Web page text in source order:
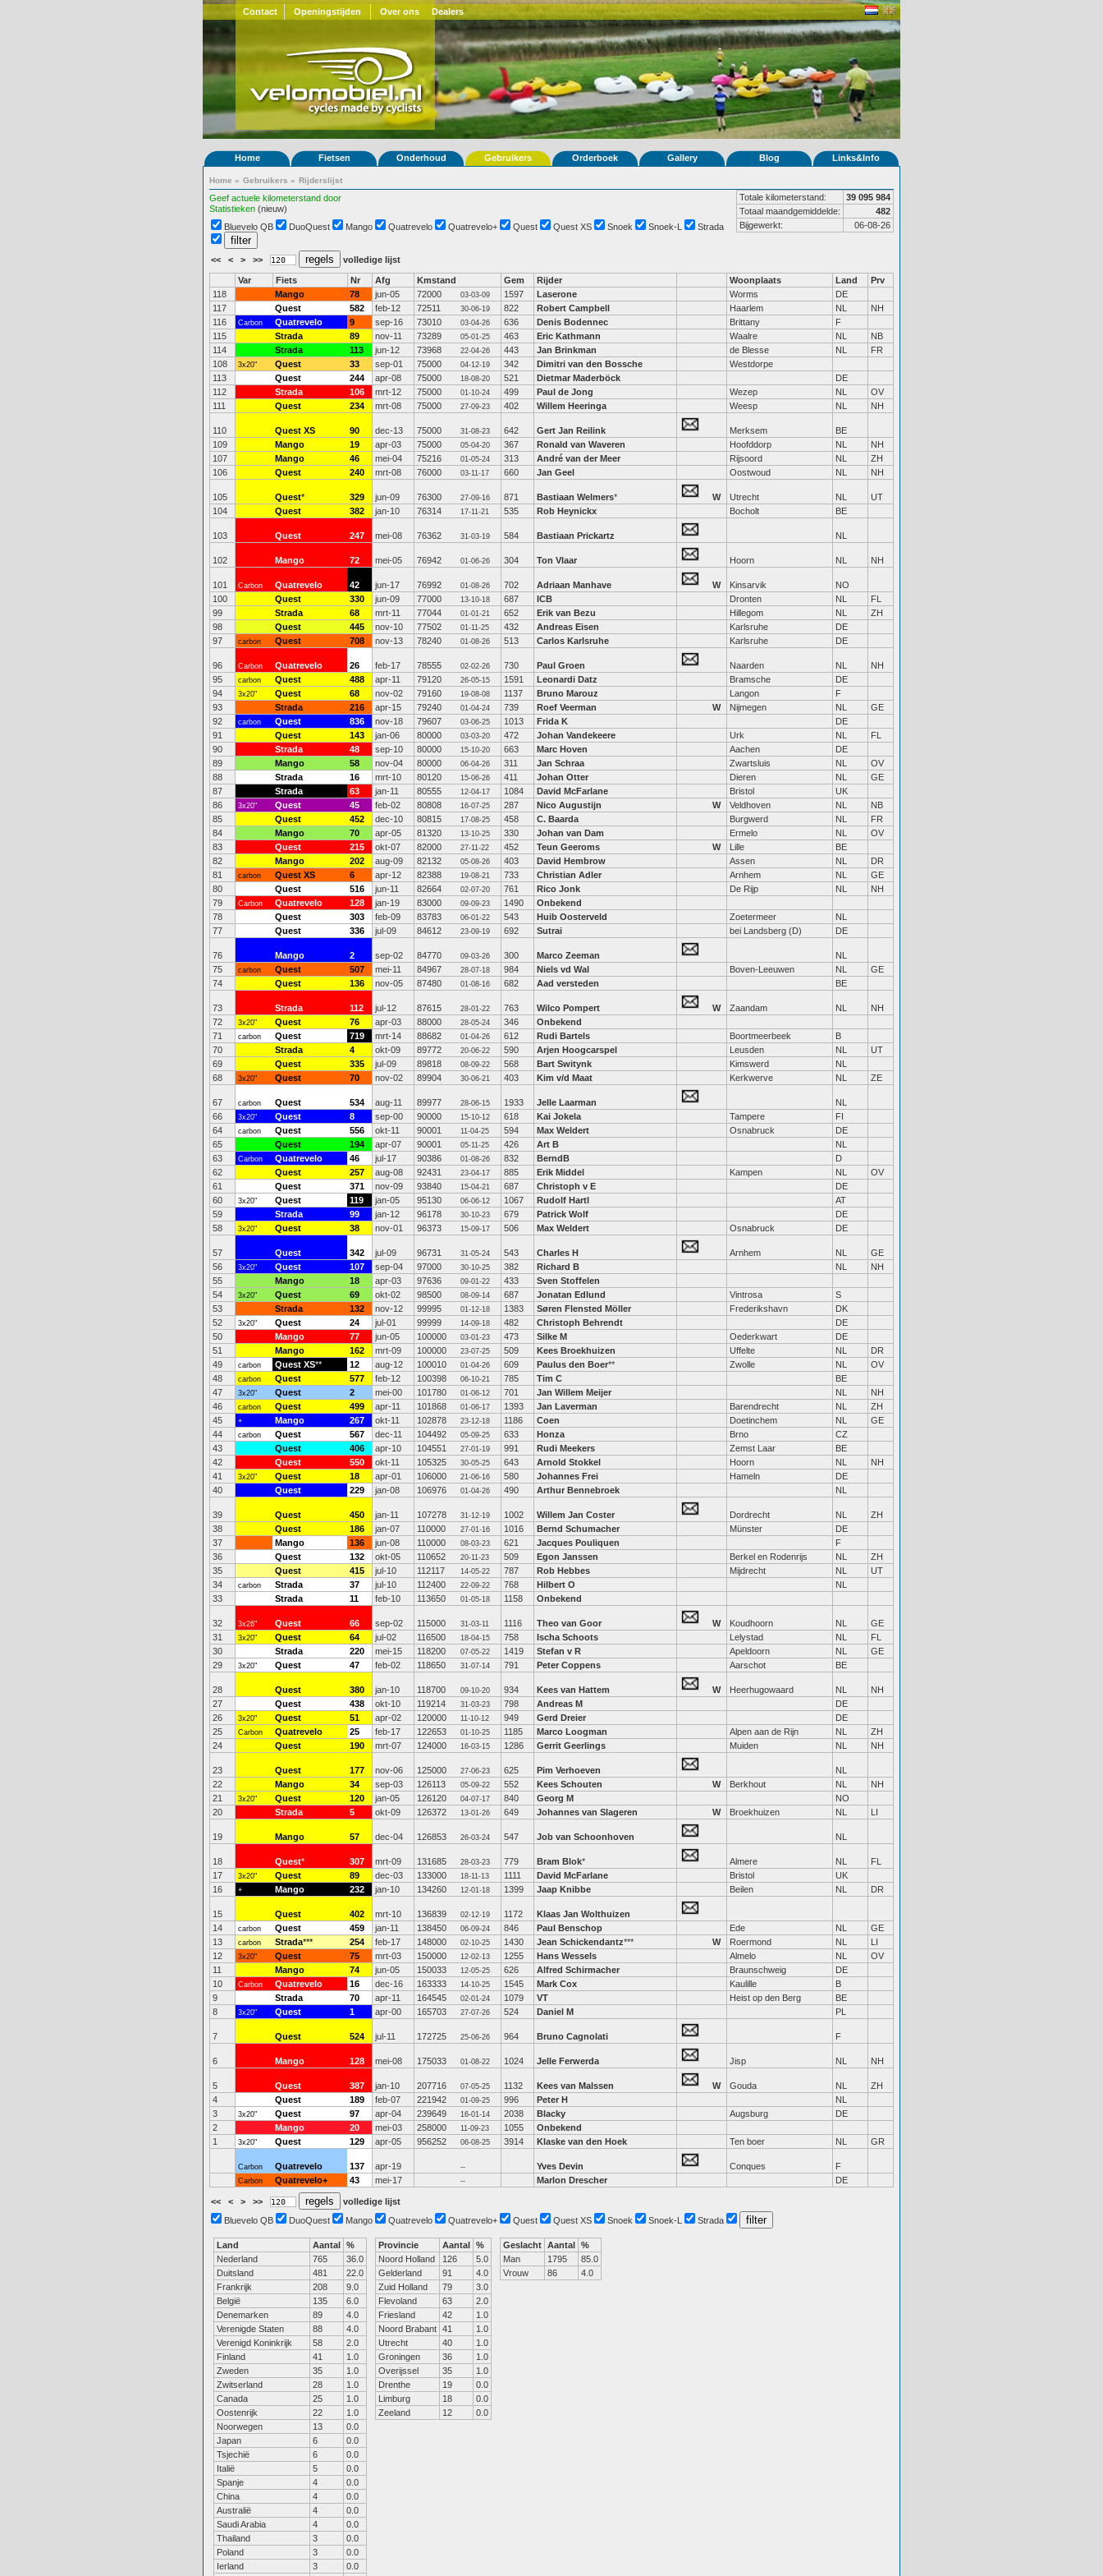
Contact Openingstijden Over ons Dealers
Home Fietsen Onderhoud Gebruikers Orderboek Gallery Blog Links&Info
Home » Gebruikers » Rijderslijst
Geef actuele kilometerstand door
Statistieken (nieuw)
Totale kilometerstand:
39 095 984
Totaal maandgemiddelde:
482
Bijgewerkt:
06-08-26
Bluevelo QB DuoQuest Mango Quatrevelo Quatrevelo+ Quest Quest XS Snoek Snoek-L Strada
<< < > >> volledige lijst
Var Fiets Nr Afg Kmstand Gem Rijder Woonplaats Land
Prv
118
Mango 78 jun-05 72000 03-03-09 1597 Laserone Worms
DE
117
Quest 582 feb-12 72511 30-06-19 822 Robert Campbell Haarlem NL
NH
116
Carbon Quatrevelo 9 sep-16 73010 03-04-26 636 Denis Bodennec Brittany
F
115
Strada 89 nov-11 73289 05-01-25 463 Eric Kathmann Waalre NL
NB
114
Strada 113 jun-12 73968 22-04-26 443 Jan Brinkman de Blesse NL
FR
108
3x20" Quest 33 sep-01 75000 04-12-19 342 Dimitri van den Bossche
Westdorpe
113
Quest 244 apr-08 75000 18-08-20 521 Dietmar Maderböck
DE
112
Strada 106 mrt-12 75000 01-10-24 499 Paul de Jong Wezep NL
OV
111
Quest 234 mrt-08 75000 27-09-23 402 Willem Heeringa Weesp NL NH
110 Quest XS 90 dec-13 75000 31-08-23 642 Gert Jan Reilink Merksem
BE
109
Mango 19 apr-03 75000 05-04-20 367 Ronald van Waveren Hoofddorp NL
NH
107
Mango 46 mei-04 75216 01-05-24 313 André van der Meer Rijsoord NL
ZH
106
Quest 240 mrt-08 76000 03-11-17 660 Jan Geel Oostwoud NL NH
105 Quest* 329 jun-09 76300 27-09-16 871 Bastiaan Welmers* W Utrecht NL
UT
104
Quest 382 jan-10 76314 17-11-21 535 Rob Heynickx Bocholt BE
103 Quest 247 mei-08 76362 31-03-19 584 Bastiaan Prickartz NL
102 Mango 72 mei-05 76942 01-06-26 304 Ton Vlaar Hoorn NL NH
101 Carbon Quatrevelo 42 jun-17 76992 01-08-26 702 Adriaan Manhave W Kinsarvik
NO
100
Quest 330 jun-09 77000 13-10-18 687 ICB Dronten NL
FL
99
Strada 68 mrt-11 77044 01-01-21 652 Erik van Bezu Hillegom NL
ZH
98
Quest 445 nov-10 77502 01-11-25 432 Andreas Eisen Karlsruhe
DE
97
carbon Quest 708 nov-13 78240 01-08-26 513 Carlos Karlsruhe Karlsruhe DE
96 Carbon Quatrevelo 26 feb-17 78555 02-02-26 730 Paul Groen Naarden NL
NH
95
carbon Quest 488 apr-11 79120 26-05-15 1591 Leonardi Datz Bramsche
DE
94
3x20" Quest 68 nov-02 79160 19-08-08 1137 Bruno Marouz Langon
F
93
Strada 216 apr-15 79240 01-04-24 739 Roef Veerman W Nijmegen NL
GE
92
carbon Quest 836 nov-18 79607 03-06-25 1013 Frida K
DE
91
Quest 143 jan-06 80000 03-03-20 472 Johan Vandekeere Urk NL
FL
90
Strada 48 sep-10 80000 15-10-20 663 Marc Hoven Aachen
DE
89
Mango 58 nov-04 80000 06-04-26 311 Jan Schraa Zwartsluis NL
OV
88
Strada 16 mrt-10 80120 15-06-26 411 Johan Otter Dieren NL
GE
87
Strada 63 jan-11 80555 12-04-17 1084 David McFarlane Bristol
UK
86
3x20" Quest 45 feb-02 80808 16-07-25 287 Nico Augustijn W Veldhoven NL
NB
85
Quest 452 dec-10 80815 17-08-25 458 C. Baarda Burgwerd NL
FR
84
Mango 70 apr-05 81320 13-10-25 330 Johan van Dam Ermelo NL
OV
83
Quest 215 okt-07 82000 27-11-22 452 Teun Geeroms W Lille
BE
82
Mango 202 aug-09 82132 05-08-26 403 David Hembrow Assen NL
DR
81
carbon Quest XS 6 apr-12 82388 19-08-21 733 Christian Adler Arnhem NL
GE
80
Quest 516 jun-11 82664 02-07-20 761 Rico Jonk De Rijp NL
NH
79
Carbon Quatrevelo 128 jan-19 83000 09-09-23 1490
Onbekend
78
Quest 303 feb-09 83783 06-01-22 543 Huib Oosterveld Zoetermeer
NL
77
Quest 336 jul-09 84612 23-09-19 692 Sutrai bei Landsberg (D) DE
76 Mango 2 sep-02 84770 09-03-26 300 Marco Zeeman
NL
75
carbon Quest 507 mei-11 84967 28-07-18 984 Niels vd Wal Boven-Leeuwen NL
GE
74
Quest 136 nov-05 87480 01-08-16 682 Aad versteden BE
73 Strada 112 jul-12 87615 28-01-22 763 Wilco Pompert W Zaandam NL
NH
72
3x20" Quest 76 apr-03 88000 28-05-24 346
Onbekend
71
carbon Quest 719 mrt-14 88682 01-04-26 612 Rudi Bartels Boortmeerbeek
B
70
Strada 4 okt-09 89772 20-06-22 590 Arjen Hoogcarspel Leusden NL
UT
69
Quest 335 jul-09 89818 08-09-22 568 Bart Switynk Kimswerd
NL
68
3x20" Quest 70 nov-02 89904 30-06-21 403 Kim v/d Maat Kerkwerve NL ZE
67 carbon Quest 534 aug-11 89977 28-06-15 1933 Jelle Laarman
NL
66
3x20" Quest 8 sep-00 90000 15-10-12 618 Kai Jokela Tampere
FI
64
carbon Quest 556 okt-11 90001 11-04-25 594 Max Weldert Osnabruck
DE
65
Quest 194 apr-07 90001 05-11-25 426 Art B
NL
63
Carbon Quatrevelo 46 jul-17 90386 01-08-26 832 BerndB
D
62
Quest 257 aug-08 92431 23-04-17 885 Erik Middel Kampen NL
OV
61
Quest 371 nov-09 93840 15-04-21 687 Christoph v E
DE
60
3x20" Quest 119 jan-05 95130 06-06-12 1067 Rudolf Hartl
AT
59
Strada 99 jan-12 96178 30-10-23 679 Patrick Wolf
DE
58
3x20" Quest 38 nov-01 96373 15-09-17 506 Max Weldert Osnabruck DE
57 Quest 342 jul-09 96731 31-05-24 543 Charles H Arnhem NL
GE
56
3x20" Quest 107 sep-04 97000 30-10-25 382 Richard B NL
NH
55
Mango 18 apr-03 97636 09-01-22 433
Sven Stoffelen
54
3x20" Quest 69 okt-02 98500 08-09-14 687 Jonatan Edlund Vintrosa
S
53
Strada 132 nov-12 99995 01-12-18 1383 Søren Flensted Möller Frederikshavn
DK
52
3x20" Quest 24 jul-01 99999 14-09-18 482 Christoph Behrendt
DE
50
Mango 77 jun-05 100000 03-01-23 473 Silke M Oederkwart
DE
51
Mango 162 mrt-09 100000 23-07-25 509 Kees Broekhuizen Uffelte NL
DR
49
carbon Quest XS** 12 aug-12 100010 01-04-26 609 Paulus den Boer** Zwolle NL
OV
48
carbon Quest 577 feb-12 100398 06-10-21 785 Tim C
BE
47
3x20" Quest 2 mei-00 101780 01-06-12 701 Jan Willem Meijer NL
NH
46
carbon Quest 499 apr-11 101868 01-06-17 1393 Jan Laverman Barendrecht NL
ZH
45
+ Mango 267 okt-11 102878 23-12-18 1186 Coen Doetinchem NL
GE
44
carbon Quest 567 dec-11 104492 05-09-25 633 Honza Brno
CZ
43
Quest 406 apr-10 104551 27-01-19 991 Rudi Meekers Zemst Laar
BE
42
Quest 550 okt-11 105325 30-05-25 643 Arnold Stokkel Hoorn NL
NH
41
3x20" Quest 18 apr-01 106000 21-06-16 580 Johannes Frei Hameln
DE
40
Quest 229 jan-08 106976 01-04-26 490 Arthur Bennebroek NL
39 Quest 450 jan-11 107278 31-12-19 1002 Willem Jan Coster Dordrecht NL
ZH
38
Quest 186 jan-07 110000 27-01-16 1016 Bernd Schumacher Münster
DE
37
Mango 136 jun-08 110000 08-03-23 621 Jacques Pouliquen
F
36
Quest 132 okt-05 110652 20-11-23 509 Egon Janssen Berkel en Rodenrijs NL
ZH
35
Quest 415 jul-10 112117 14-05-22 787 Rob Hebbes Mijdrecht NL
UT
34
carbon Strada 37 jul-10 112400 22-09-22 768 Hilbert O
NL
33
Strada 11 feb-10 113650 01-05-18 1158 Onbekend
32 3x26" Quest 66 sep-02 115000 31-03-11 1116 Theo van Goor W Koudhoorn NL
GE
31
3x20" Quest 64 jul-02 116500 18-04-15 758 Ischa Schoots Lelystad NL
FL
30
Strada 220 mei-15 118200 07-05-22 1419 Stefan v R Apeldoorn NL
GE
29
3x20" Quest 47 feb-02 118650 31-07-14 791 Peter Coppens Aarschot BE
28 Quest 380 jan-10 118700 09-10-20 934 Kees van Hattem W Heerhugowaard NL
NH
27
Quest 438 okt-10 119214 31-03-23 798 Andreas M
DE
26
3x20" Quest 51 apr-02 120000 11-10-12 949 Gerd Dreier
DE
25
Carbon Quatrevelo 25 feb-17 122653 01-10-25 1185 Marco Loogman Alpen aan de Rijn NL
ZH
24
Quest 190 mrt-07 124000 16-03-15 1286 Gerrit Geerlings Muiden NL NH
23 Quest 177 nov-06 125000 27-06-23 625 Pim Verhoeven
NL
22
Mango 34 sep-03 126113 05-09-22 552 Kees Schouten W Berkhout NL
NH
21
3x20" Quest 120 jan-05 126120 04-07-17 840 Georg M
NO
20
Strada 5 okt-09 126372 13-01-26 649 Johannes van Slageren W Broekhuizen NL LI
19 Mango 57 dec-04 126853 26-03-24 547 Job van Schoonhoven NL
18 Quest* 307 mrt-09 131685 28-03-23 779 Bram Blok* Almere NL
FL
17
3x20" Quest 89 dec-03 133000 18-11-13 1111 David McFarlane Bristol
UK
16
+ Mango 232 jan-10 134260 12-01-18 1399 Jaap Knibbe Beilen NL DR
15 Quest 402 mrt-10 136839 02-12-19 1172
Klaas Jan Wolthuizen
14
carbon Quest 459 jan-11 138450 06-09-24 846 Paul Benschop Ede NL
GE
13
carbon Strada*** 254 feb-17 148000 02-10-25 1430 Jean Schickendantz*** W Roermond NL
LI
12
3x20" Quest 75 mrt-03 150000 12-02-13 1255 Hans Wessels Almelo NL
OV
11
Mango 74 jun-05 150033 12-05-25 626 Alfred Schirmacher Braunschweig
DE
10
Carbon Quatrevelo 16 dec-16 163333 14-10-25 1545 Mark Cox Kaulille
B
9
Strada 70 apr-11 164545 02-01-24 1079 VT Heist op den Berg
BE
8
3x20" Quest 1 apr-00 165703 27-07-26 524 Daniel M PL
7 Quest 524 jul-11 172725 25-06-26 964 Bruno Cagnolati F
6 Mango 128 mei-08 175033 01-08-22 1024 Jelle Ferwerda Jisp NL NH
5 Quest 387 jan-10 207716 07-05-25 1132 Kees van Malssen W Gouda NL
ZH
4
Quest 189 feb-07 221942 01-09-25 996 Peter H
NL
3
3x20" Quest 97 apr-04 239649 16-01-14 2038 Blacky Augsburg
DE
2
Mango 20 mei-03 258000 11-09-23 1055
Onbekend
1
3x20" Quest 129 apr-05 956252 06-08-25 3914 Klaske van den Hoek Ten boer NL GR
Carbon Quatrevelo 137 apr-19 -- Yves Devin Conques F
Carbon Quatrevelo+ 43 mei-17 -- Marlon Drescher DE
<< < > >>
volledige lijst
Bluevelo QB
DuoQuest Mango Quatrevelo Quatrevelo+ Quest Quest XS Snoek Snoek-L Strada
Land Aantal %
Nederland
765
36.0
Duitsland
481
22.0
Frankrijk
208
9.0
België
135
6.0
Denemarken
89
4.0
Verenigde Staten
88
4.0
Verenigd Koninkrijk
58
2.0
Finland
41
1.0
Zweden
35
1.0
Zwitserland
28
1.0
Canada
25
1.0
Oostenrijk
22
1.0
Noorwegen
13
0.0
Japan
6
0.0
Tsjechië
6
0.0
Italië
5
0.0
Spanje
4
0.0
China
4
0.0
Australië
4
0.0
Saudi Arabia
4
0.0
Thailand
3
0.0
Poland
3
0.0
Ierland
3
0.0
Provincie Aantal %
Noord Holland
126
5.0
Gelderland
91
4.0
Zuid Holland
79
3.0
Flevoland
63
2.0
Friesland
42
1.0
Noord Brabant 41
1.0
Utrecht
40
1.0
Groningen
36
1.0
Overijssel
35
1.0
Drenthe
19
0.0
Limburg
18
0.0
Zeeland
12 0.0
Geslacht Aantal %
Man
1795
85.0
Vrouw
86 4.0